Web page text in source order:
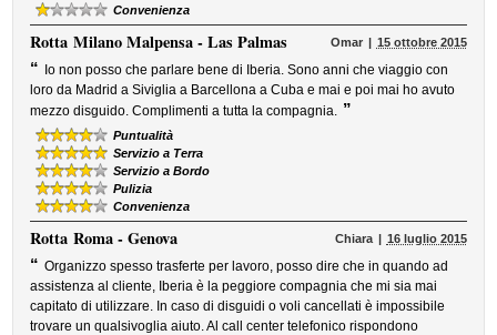
Convenienza
RottaMilano Malpensa - Las Palmas Omar 15 ottobre 2015
“
Io non posso che parlare bene di Iberia. Sono anni che viaggio con
loro da Madrid a Siviglia a Barcellona a Cuba e mai e poi mai ho avuto
mezzo disguido. Complimenti a tutta la compagnia. ”
Puntualità
Servizio a Terra
Servizio a Bordo
Pulizia
Convenienza
RottaRoma - Genova Chiara 16 luglio 2015
“ Organizzo spesso trasferte per lavoro, posso dire che in quando ad
assistenza al cliente, Iberia è la peggiore compagnia che mi sia mai
capitato di utilizzare. In caso di disguidi o voli cancellati è impossibile
trovare un qualsivoglia aiuto. Al call center telefonico rispondono